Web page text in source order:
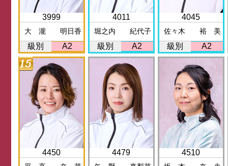
3999
大 瀧 明日香
級別 A2
4011
堀之内 紀代子
級別 A2
4045
佐々木 裕 美
級別 A2
4450 4479 4510